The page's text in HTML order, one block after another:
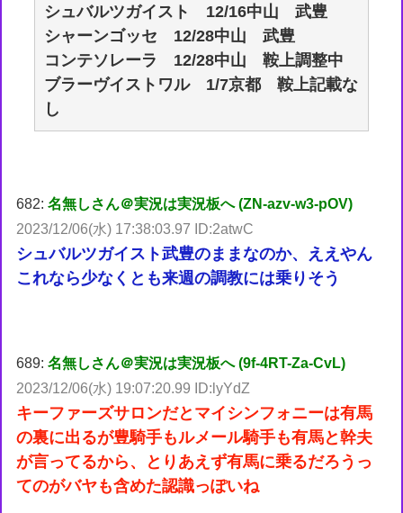
シュバルツガイスト 12/16中山 武豊
シャーンゴッセ 12/28中山 武豊
コンテソレーラ 12/28中山 鞍上調整中
ブラーヴイストワル 1/7京都 鞍上記載な
し
682:名無しさん＠実況は実況板へ (ZN-azv-w3-pOV)
2023/12/06(水) 17:38:03.97 ID:2atwC
シュバルツガイスト武豊のままなのか、ええやん
これなら少なくとも来週の調教には乗りそう
689:名無しさん＠実況は実況板へ (9f-4RT-Za-CvL)
2023/12/06(水) 19:07:20.99 ID:lyYdZ
キーファーズサロンだとマイシンフォニーは有馬
の裏に出るが豊騎手もルメール騎手も有馬と幹夫
が言ってるから、とりあえず有馬に乗るだろうっ
てのがバヤも含めた認識っぽいね